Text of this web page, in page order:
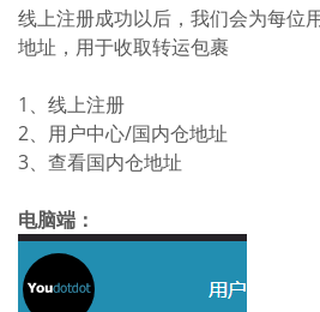
线上注册成功以后，我们会为每位
地址，用于收取转运包裹
1、线上注册
2、用户中心/国内仓地址
3、查看国内仓地址
电脑端：